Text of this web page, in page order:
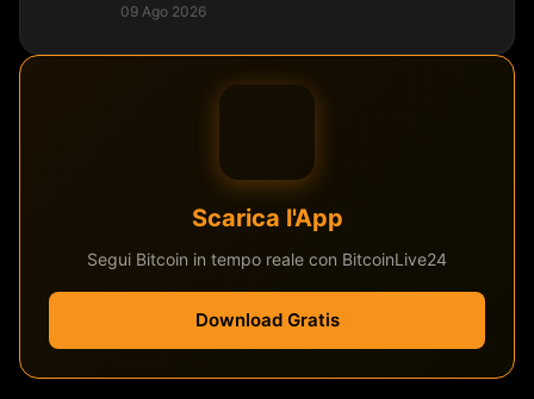
09 Ago 2026
Scarica l'App
Segui Bitcoin in tempo reale con BitcoinLive24
Download Gratis